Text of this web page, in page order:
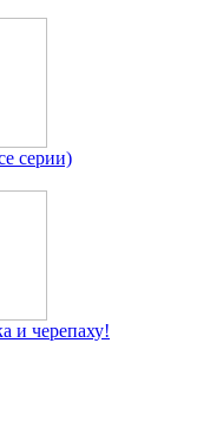
серии)
и черепаху!